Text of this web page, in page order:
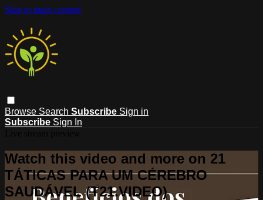
Skip to main content
Browse Search Subscribe Sign in
Subscribe Sign In
Watch this video and more on 21
TÁTICAS PARA UM CÉREBRO
SAUDÁVEL (T21.VIDEO)